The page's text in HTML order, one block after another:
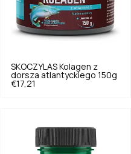
SKOCZYLAS Kolagen z
dorsza atlantyckiego 150g
€17,21